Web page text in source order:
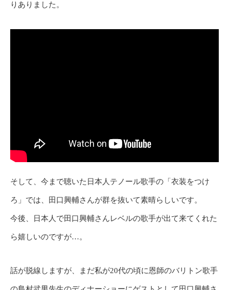
りありました。
そして、今まで聴いた日本人テノール歌手の「衣装をつけ
ろ」では、田口興輔さんが群を抜いて素晴らしいです。
今後、日本人で田口興輔さんレベルの歌手が出て来てくれた
ら嬉しいのですが…。
話が脱線しますが、まだ私が20代の頃に恩師のバリトン歌手